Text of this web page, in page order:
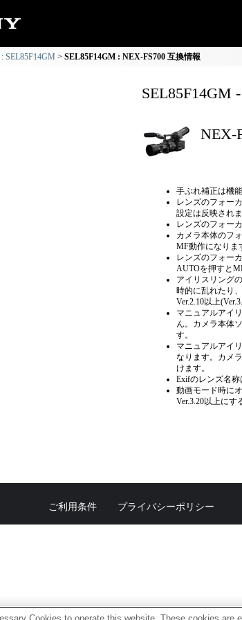
SEL85F14GM SEL85F14GM : NEX-FS700 互換情報
SEL85F14GM
NEX-
手ぶれ補正は機能
レンズのフォー
設定は反映されま
レンズのフォー
カメラ本体のフ
MF動作になりま
レンズのフォー
AUTOを押すと
アイリスリング
時的に乱れたり
Ver.2.10以上
マニュアルアイ
ん。カメラ本体
す。
マニュアルアイ
なります。カメ
けます。
Exifのレンズ名称
動画モード時に
Ver.3.20以上に
ご利用条件 プライバシーポリシー